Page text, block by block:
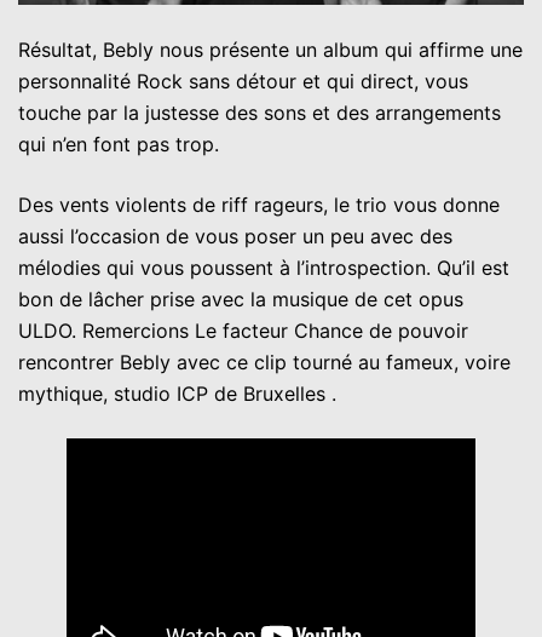
Résultat, Bebly nous présente un album qui affirme une
personnalité Rock sans détour et qui direct, vous
touche par la justesse des sons et des arrangements
qui n’en font pas trop.
Des vents violents de riff rageurs, le trio vous donne
aussi l’occasion de vous poser un peu avec des
mélodies qui vous poussent à l’introspection. Qu’il est
bon de lâcher prise avec la musique de cet opus
ULDO. Remercions Le facteur Chance de pouvoir
rencontrer Bebly avec ce clip tourné au fameux, voire
mythique, studio ICP de Bruxelles .